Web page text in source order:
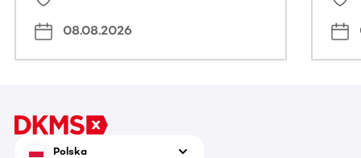
08.08.2026
Polska